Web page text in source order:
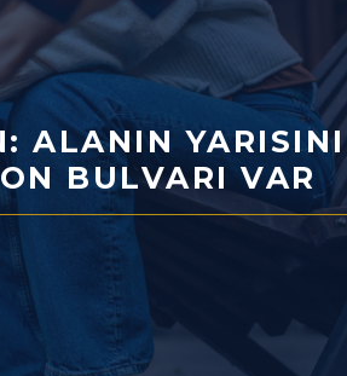
ALANIN YARISINI
BULVARI VAR